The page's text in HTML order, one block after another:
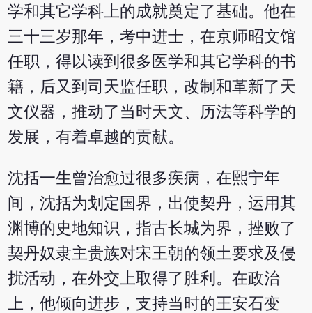
学和其它学科上的成就奠定了基础。他在
三十三岁那年，考中进士，在京师昭文馆
任职，得以读到很多医学和其它学科的书
籍，后又到司天监任职，改制和革新了天
文仪器，推动了当时天文、历法等科学的
发展，有着卓越的贡献。
沈括一生曾治愈过很多疾病，在熙宁年
间，沈括为划定国界，出使契丹，运用其
渊博的史地知识，指古长城为界，挫败了
契丹奴隶主贵族对宋王朝的领土要求及侵
扰活动，在外交上取得了胜利。在政治
上，他倾向进步，支持当时的王安石变